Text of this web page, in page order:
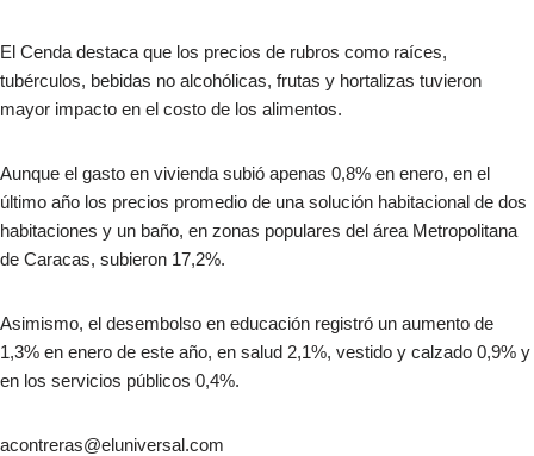
El Cenda destaca que los precios de rubros como raíces,
tubérculos, bebidas no alcohólicas, frutas y hortalizas tuvieron
mayor impacto en el costo de los alimentos.
Aunque el gasto en vivienda subió apenas 0,8% en enero, en el
último año los precios promedio de una solución habitacional de dos
habitaciones y un baño, en zonas populares del área Metropolitana
de Caracas, subieron 17,2%.
Asimismo, el desembolso en educación registró un aumento de
1,3% en enero de este año, en salud 2,1%, vestido y calzado 0,9% y
en los servicios públicos 0,4%.
acontreras@eluniversal.com